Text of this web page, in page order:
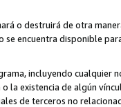
o destruirá de otra
se encuentra disponible
incluyendo cualquier
la existencia de algún
de terceros no